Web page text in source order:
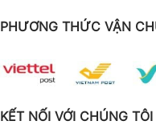
PHƯƠNG THỨC VẬN
KẾT NỐI VỚI CHÚNG TÔI